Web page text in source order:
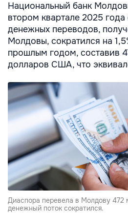
Национальный банк
втором квартале 2025
денежных переводов,
Молдовы, сократился на
прошлым годом, составив
долларов США, что
Диаспора перевела в Молдову 472
денежный поток сократился.